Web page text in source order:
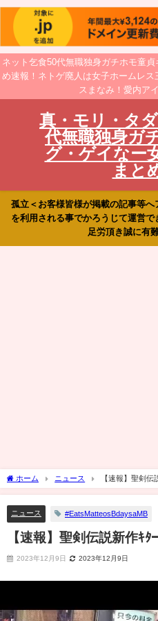
ネット乞食50代無職独身ガチホモ童
め速報！ネトゲ廃人は女子ホームレ
スまなみ！愛内ア
真・モリ・タ
代無職独身ガ
グ・ゲイなー
まと
孤立＜お客様皆様が掲載の記事等
を利用される事でかろうじて運営
足労頂き誠に有
ホーム ニュース 【速報】聖
ニュース #EatsMatteosBdaysaMB
【速報】聖剣伝説
2023年12月9日 2023年12月9日